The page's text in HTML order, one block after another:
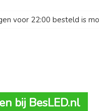
voor 22:00 besteld is
bij BesLED.nl